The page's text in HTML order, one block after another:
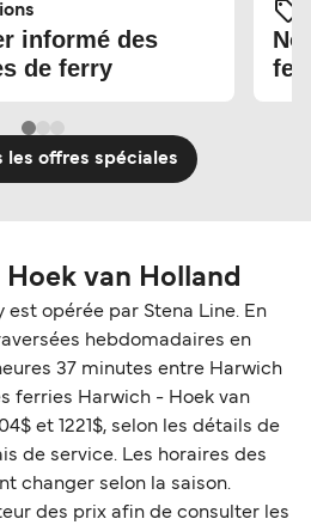
informé des
de ferry
les offres spéciales
van Holland
opérée par Stena Line. En
hebdomadaires en
37 minutes entre Harwich
ferries Harwich - Hoek van
et 1221$, selon les détails de
de service. Les horaires des
changer selon la saison.
des prix afin de consulter les